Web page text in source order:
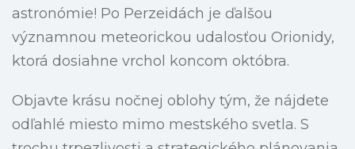
astronómie! Po Perzeidách je ďalšou
významnou meteorickou udalosťou Orionidy,
ktorá dosiahne vrchol koncom októbra.
Objavte krásu nočnej oblohy tým, že nájdete
odľahlé miesto mimo mestského svetla. S